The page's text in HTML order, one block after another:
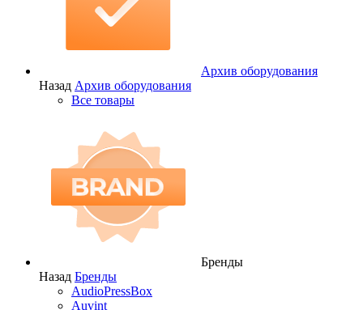
Архив оборудования
Назад Архив оборудования
Все товары
Бренды
Назад Бренды
AudioPressBox
Auvint